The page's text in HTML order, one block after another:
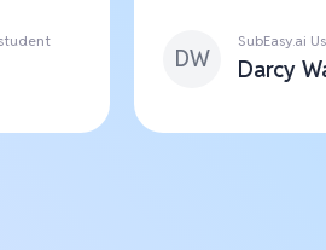
DW
SubEasy.ai
Darcy